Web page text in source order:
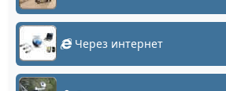
Через интернет